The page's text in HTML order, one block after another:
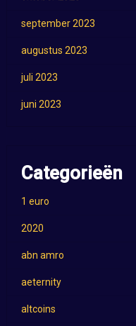
september 2023
augustus 2023
juli 2023
juni 2023
Categorieën
1 euro
2020
abn amro
aeternity
altcoins